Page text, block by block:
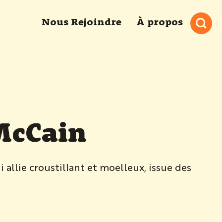
Nous Rejoindre À propos
allie croustillant et moelleux, issue des